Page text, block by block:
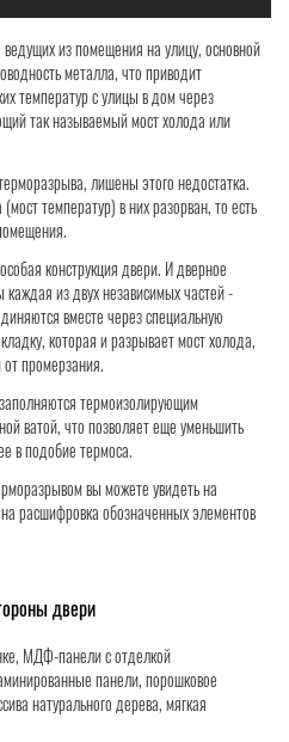
из помещения на улицу, основной
металла, что приводит
температур с улицы в дом через
так называемый мост холода или
лишены этого недостатка.
температур) в них разорван, то есть
конструкция двери. И дверное
из двух независимых частей -
вместе через специальную
которая и разрывает мост холода,
промерзания.
термоизолирующим
ватой, что позволяет еще уменьшить
в подобие термоса.
вы можете увидеть на
расшифровка обозначенных элементов
двери
МДФ-панели с отделкой
панели, порошковое
натурального дерева, мягкая